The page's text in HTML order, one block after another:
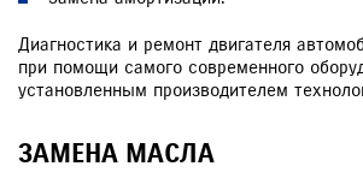
Диагностика и ремонт двигателя
при помощи самого современного
установленным производителем
ЗАМЕНА МАСЛА